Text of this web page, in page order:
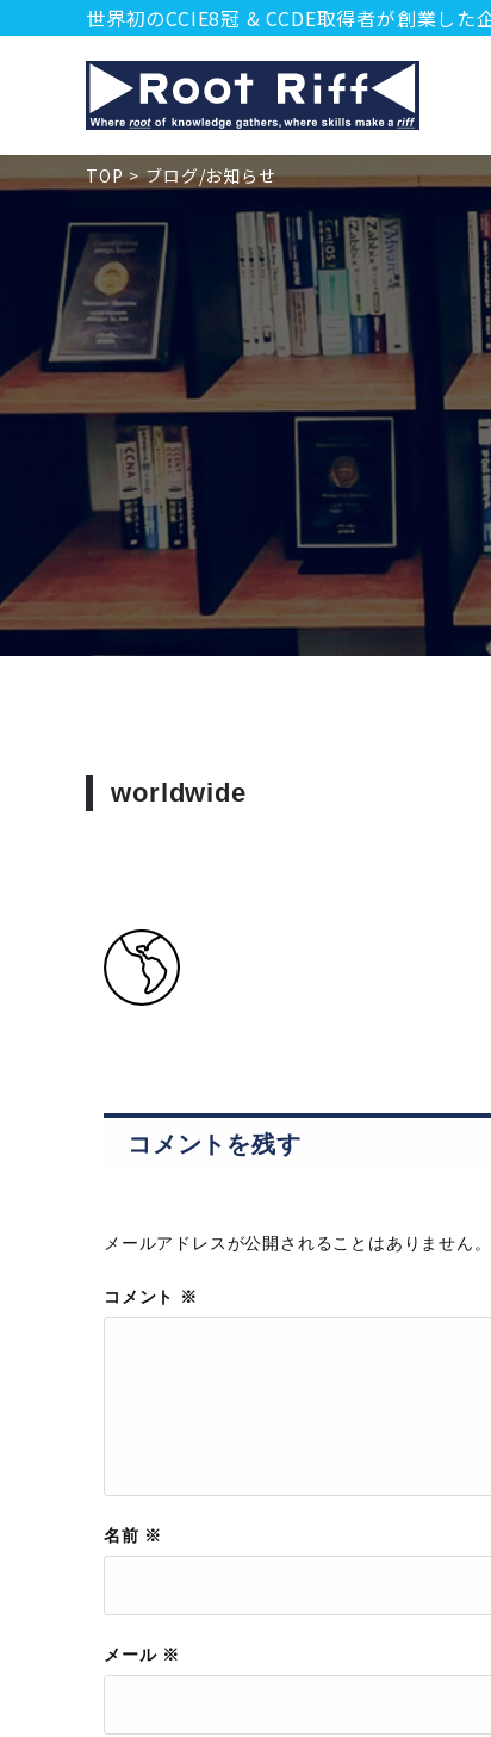
世界初のCCIE8冠 & CCDE取得者が創業した
TOP ブログ/お知らせ
worldwide
コメントを残す
メールアドレスが公開されることはありません。
コメント ※
名前 ※
メール ※